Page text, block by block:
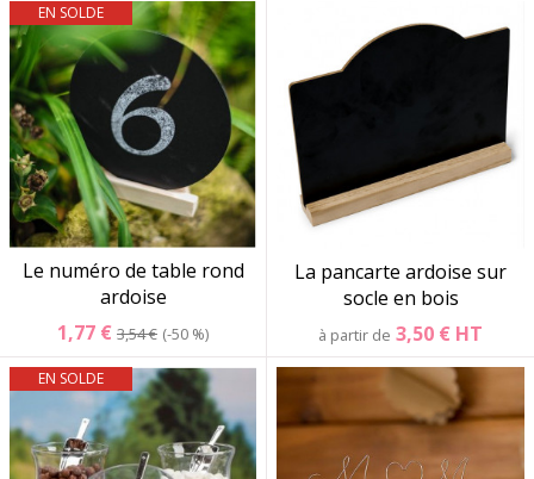
EN SOLDE
Le numéro de table rond
ardoise
1,77 € 3,54 € -50 %
La pancarte ardoise sur
socle en bois
à partir de 3,50 € HT
EN SOLDE